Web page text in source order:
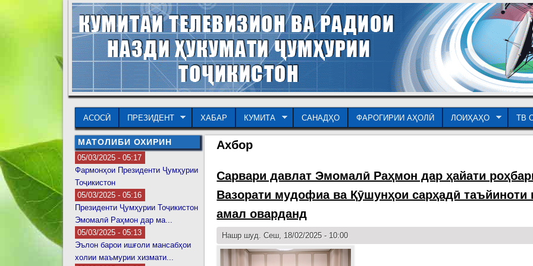
АСОСӢ ПРЕЗИДЕНТ ХАБАР КУМИТА САНАДҲО ФАРОГИРИИ АҲОЛӢ ЛОИҲАҲО ТВ
Ахбор
Сарвари давлат Эмомалӣ Раҳмон дар ҳайати
Вазорати мудофиа ва Қӯшунҳои сарҳадӣ таъйиноти
амал оварданд
Нашр шуд. Сеш, 18/02/2025 - 10:00
МАТОЛИБИ ОХИРИН
05/03/2025 - 05:17
Фармонҳои Президенти Ҷумҳурии
Тоҷикистон
05/03/2025 - 05:16
Президенти Ҷумҳурии Тоҷикистон
Эмомалӣ Раҳмон дар ма...
05/03/2025 - 05:13
Эълон барои ишғоли мансабҳои
холии маъмурии хизмати...